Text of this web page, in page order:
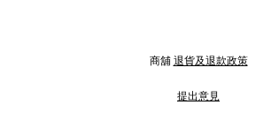
商舖 退貨及退款政策
提出意見